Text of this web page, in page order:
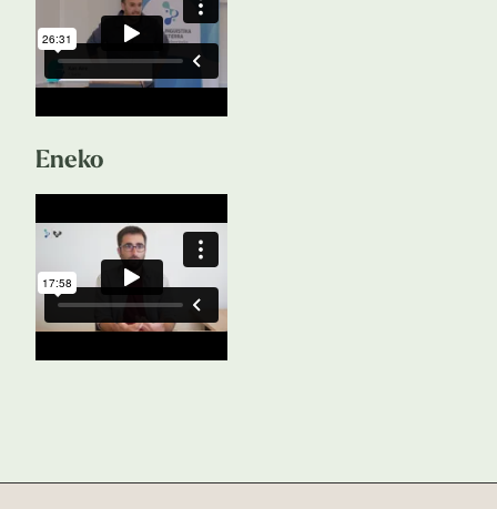
Eneko